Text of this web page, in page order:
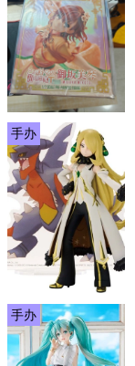
手办
手办